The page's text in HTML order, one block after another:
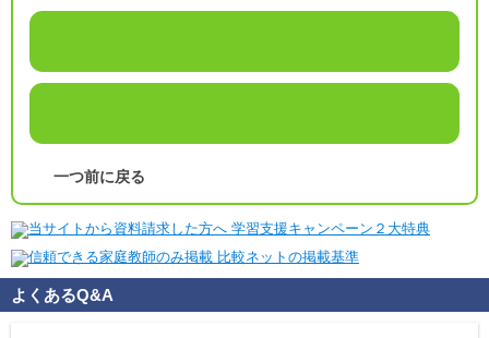
一つ前に戻る
よくあるQ&A